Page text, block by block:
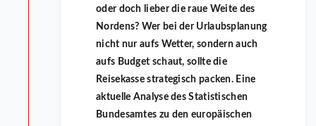
oder doch lieber die raue Weite des
Nordens? Wer bei der Urlaubsplanung
nicht nur aufs Wetter, sondern auch
aufs Budget schaut, sollte die
Reisekasse strategisch packen. Eine
aktuelle Analyse des Statistischen
Bundesamtes zu den europäischen